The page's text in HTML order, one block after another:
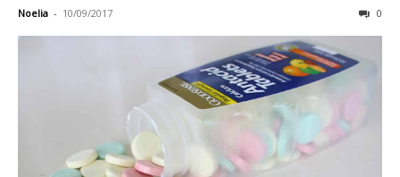
Noelia - 10/09/2017 0